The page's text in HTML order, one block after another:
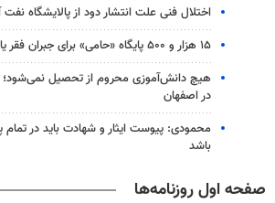
اختلال فنی علت انتشار دود از پالایشگاه نفت
۱۵ هزار و ۵۰۰ پایگاه «حامی» برای جبران فقر یادگیری دانش‌آموزان
در اصفهان
محمودی: پیوست ایثار و شهادت باید در
باشد
صفحه اول روزنامه‌ها